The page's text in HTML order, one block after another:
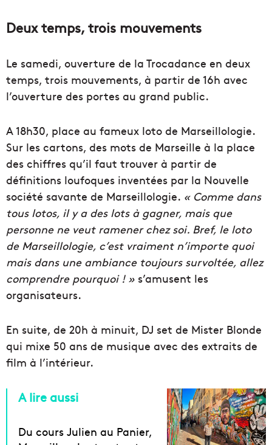
Deux temps, trois mouvements
Le samedi, ouverture de la Trocadance en deux
temps, trois mouvements, à partir de 16h avec
l’ouverture des portes au grand public.
A 18h30, place au fameux loto de Marseillologie.
Sur les cartons, des mots de Marseille à la place
des chiffres qu’il faut trouver à partir de
définitions loufoques inventées par la Nouvelle
société savante de Marseillologie. « Comme dans
tous lotos, il y a des lots à gagner, mais que
personne ne veut ramener chez soi. Bref, le loto
de Marseillologie, c’est vraiment n’importe quoi
mais dans une ambiance toujours survoltée, allez
comprendre pourquoi ! » s’amusent les
organisateurs.
En suite, de 20h à minuit, DJ set de Mister Blonde
qui mixe 50 ans de musique avec des extraits de
film à l’intérieur.
A lire aussi
Du cours Julien au Panier,